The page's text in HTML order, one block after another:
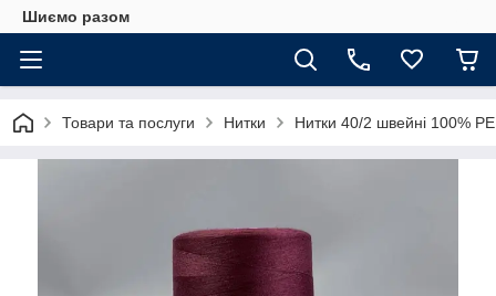
Шиємо разом
Товари та послуги Нитки Нитки 40/2 швейні 100% PE